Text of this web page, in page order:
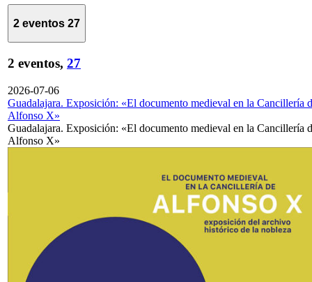
2 eventos 27
2 eventos, 27
2026-07-06
Guadalajara. Exposición: «El documento medieval en la Cancillería
Alfonso X»
Guadalajara. Exposición: «El documento medieval en la Cancillería
Alfonso X»